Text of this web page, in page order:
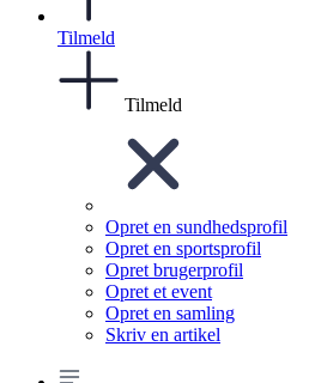
Tilmeld
Tilmeld
Opret en sundhedsprofil
Opret en sportsprofil
Opret brugerprofil
Opret et event
Opret en samling
Skriv en artikel